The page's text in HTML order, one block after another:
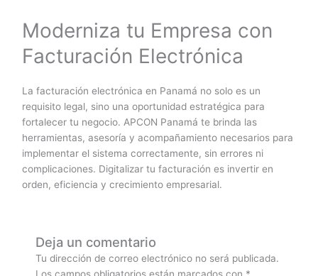
Moderniza tu Empresa con
Facturación Electrónica
La facturación electrónica en Panamá no solo es un
requisito legal, sino una oportunidad estratégica para
fortalecer tu negocio. APCON Panamá te brinda las
herramientas, asesoría y acompañamiento necesarios para
implementar el sistema correctamente, sin errores ni
complicaciones. Digitalizar tu facturación es invertir en
orden, eficiencia y crecimiento empresarial.
Deja un comentario
Tu dirección de correo electrónico no será publicada.